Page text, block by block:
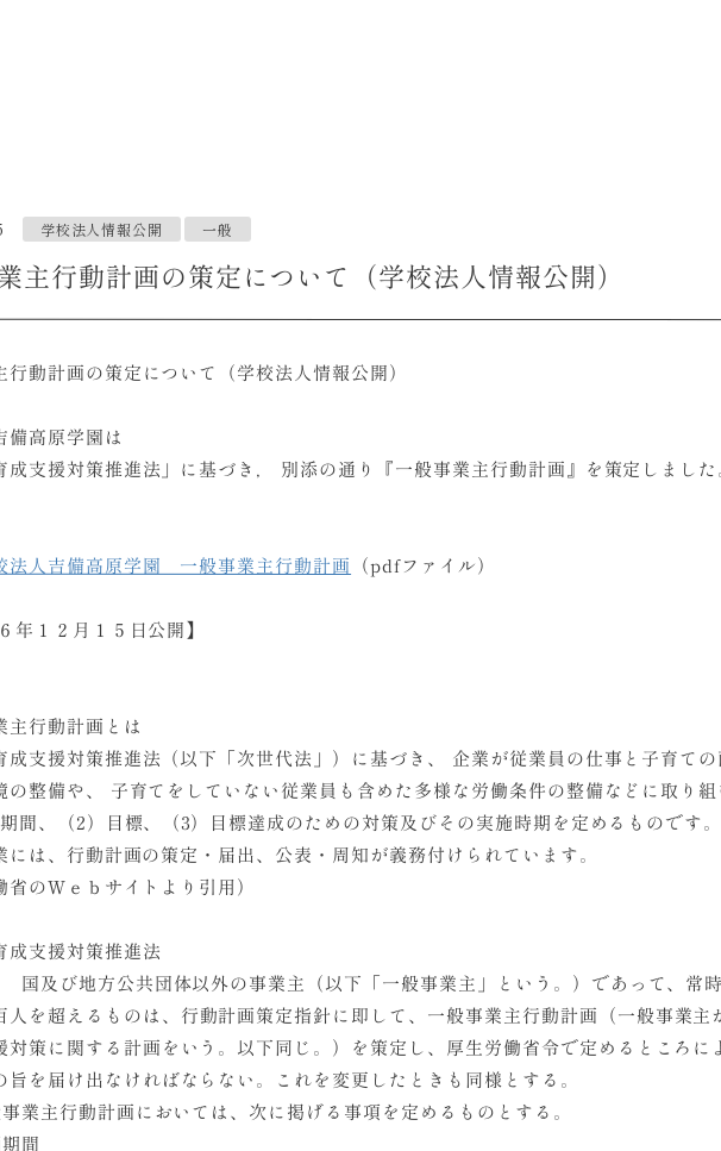
学校法人情報公開 一般
主行動計画の策定について（学校法人情報公開）
行動計画の策定について（学校法人情報公開）
備高原学園は
成支援対策推進法」に基づき， 別添の通り『一般事業主行動計画』を策定しました
法人吉備高原学園 一般事業主行動計画 （pdfファイル）
年１２月１５日公開】
行動計画とは
支援対策推進法（以下「次世代法」）に基づき、 企業が従業員の仕事と子育ての
の整備や、 子育てをしていない従業員も含めた多様な労働条件の整備などに取り組
期間、（2）目標、（3）目標達成のための対策及びその実施時期を定めるもので
には、行動計画の策定・届出、公表・周知が義務付けられています。
省のＷｅｂサイトより引用）
支援対策推進法
及び地方公共団体以外の事業主（以下「一般事業主」という。）であって、常
人を超えるものは、行動計画策定指針に即して、一般事業主行動計画（一般事業主
対策に関する計画をいう。以下同じ。）を策定し、厚生労働省令で定めるところに
旨を届け出なければならない。これを変更したときも同様とする。
主行動計画においては、次に掲げる事項を定めるものとする。
間